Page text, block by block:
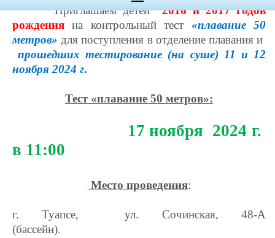
Приглашаем детей2016 и 2017 годов
рождения на контрольный тест «плавание 50
метров» для поступления в отделение плавания и
прошедших тестирование (на суше) 11 и 12
ноября 2024 г.
Тест «плавание 50 метров»:
17 ноября 2024 г.
в 11:00
Место проведения:
г. Туапсе, ул. Сочинская, 48-А
(бассейн).